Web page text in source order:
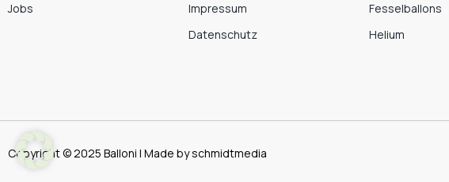
Jobs
Impressum
Datenschutz
Fesselballons
Helium
Copyright © 2025 Balloni | Made by schmidtmedia